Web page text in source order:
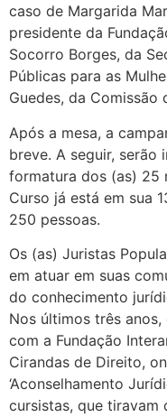
caso de Margarida
presidente da
Socorro Borges, da
Públicas para as
Guedes, da Comissão
Após a mesa, a
breve. A seguir, serão
formatura dos (as) 25
Curso já está em sua
250 pessoas.
Os (as) Juristas
em atuar em suas
do conhecimento
Nos últimos três
com a Fundação
Cirandas de Direito,
‘Aconselhamento
cursistas, que tiravam